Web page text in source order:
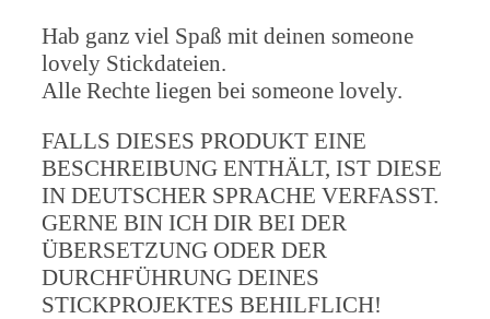
Hab ganz viel Spaß mit deinen someone
lovely Stickdateien.
Alle Rechte liegen bei someone lovely.
FALLS DIESES PRODUKT EINE
BESCHREIBUNG ENTHÄLT, IST DIESE
IN DEUTSCHER SPRACHE VERFASST.
GERNE BIN ICH DIR BEI DER
ÜBERSETZUNG ODER DER
DURCHFÜHRUNG DEINES
STICKPROJEKTES BEHILFLICH!